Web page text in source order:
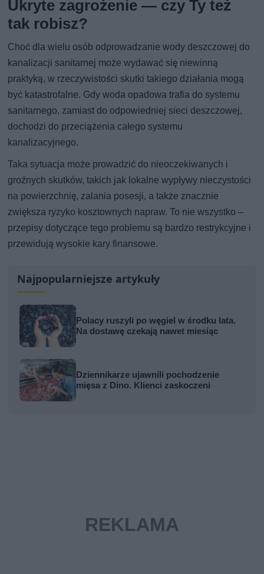
Ukryte zagrożenie — czy Ty też
tak robisz?
Choć dla wielu osób odprowadzanie wody deszczowej do
kanalizacji sanitarnej może wydawać się niewinną
praktyką, w rzeczywistości skutki takiego działania mogą
być katastrofalne. Gdy woda opadowa trafia do systemu
sanitarnego, zamiast do odpowiedniej sieci deszczowej,
dochodzi do przeciążenia całego systemu
kanalizacyjnego.
Taka sytuacja może prowadzić do nieoczekiwanych i
groźnych skutków, takich jak lokalne wypływy nieczystości
na powierzchnię, zalania posesji, a także znacznie
zwiększa ryzyko kosztownych napraw. To nie wszystko –
przepisy dotyczące tego problemu są bardzo restrykcyjne i
przewidują wysokie kary finansowe.
Najpopularniejsze artykuły
Polacy ruszyli po węgiel w środku lata.
Na dostawę czekają nawet miesiąc
Dziennikarze ujawnili pochodzenie
mięsa z Dino. Klienci zaskoczeni